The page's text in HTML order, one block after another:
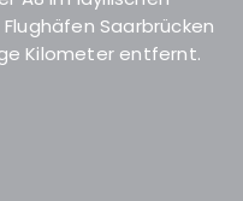
Saarbrücken
Kilometer entfernt.